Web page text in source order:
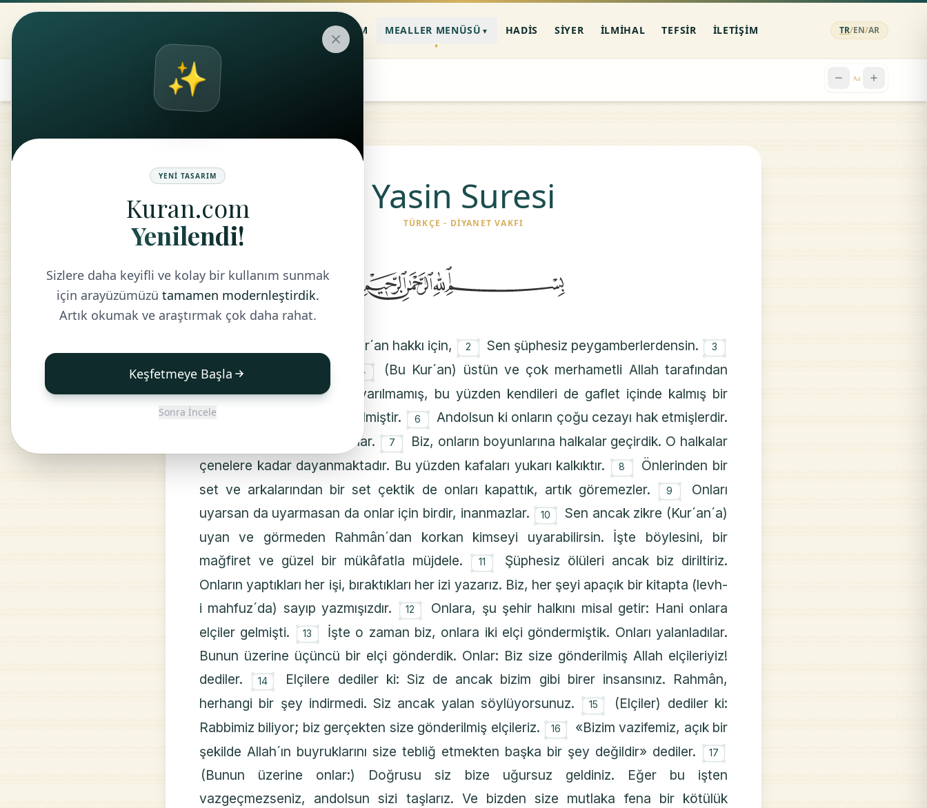
KURAN-I KERIM MEALLER MENÜSÜ ▼ HADIS SIYER İLMIHAL TEFSIR İLETIŞIM TR/EN/AR
translate remove Aa add
Yasin Suresi
TÜRKÇE - DIYANET VAKFI
۝ Hikmet dolu Kur´an hakkı için, ۝
2 Sen şüphesiz peygamberlerdensin. ۝
3
Doğru yol üzerindesin. ۝
4
(Bu Kur´an) üstün ve çok merhametli Allah tarafından
indirilmiştir.۝
5
Ataları uyarılmamış, bu yüzden kendileri de gaflet içinde kalmış bir
toplumu uyarman için indirilmiştir. ۝
6
Andolsun ki onların çoğu cezayı hak etmişlerdir.
Çünkü onlar iman etmiyorlar. ۝
7
Biz, onların boyunlarına halkalar geçirdik. O halkalar
çenelere kadar dayanmaktadır. Bu yüzden kafaları yukarı kalkıktır. ۝
8
Önlerinden bir
set ve arkalarından bir set çektik de onları kapattık, artık göremezler. ۝
9
Onları
uyarsan da uyarmasan da onlar için birdir, inanmazlar. ۝
10
Sen ancak zikre (Kur´an´a)
uyan ve görmeden Rahmân´dan korkan kimseyi uyarabilirsin. İşte böylesini, bir
mağfiret ve güzel bir mükâfatla müjdele. ۝
11
Şüphesiz ölüleri ancak biz diriltiriz.
Onların yaptıkları her işi, bıraktıkları her izi yazarız. Biz, her şeyi apaçık bir kitapta (levh-
i mahfuz´da) sayıp yazmışızdır. ۝
12
Onlara, şu şehir halkını misal getir: Hani onlara
elçiler gelmişti. ۝
13
İşte o zaman biz, onlara iki elçi göndermiştik. Onları yalanladılar.
Bunun üzerine üçüncü bir elçi gönderdik. Onlar: Biz size gönderilmiş Allah elçileriyiz!
dediler. ۝
14
Elçilere dediler ki: Siz de ancak bizim gibi birer insansınız. Rahmân,
herhangi bir şey indirmedi. Siz ancak yalan söylüyorsunuz. ۝
15
(Elçiler) dediler ki:
Rabbimiz biliyor; biz gerçekten size gönderilmiş elçileriz. ۝
16
«Bizim vazifemiz, açık bir
şekilde Allah´ın buyruklarını size tebliğ etmekten başka bir şey değildir» dediler. ۝
17
(Bunun üzerine onlar:) Doğrusu siz bize uğursuz geldiniz. Eğer bu işten
vazgeçmezseniz, andolsun sizi taşlarız. Ve bizden size mutlaka fena bir kötülük
✨
YENI TASARIM
Kuran.com
Yenilendi!
Sizlere daha keyifli ve kolay bir kullanım sunmak
için arayüzümüzü tamamen modernleştirdik.
Artık okumak ve araştırmak çok daha rahat.
Keşfetmeye Başla
Sonra İncele